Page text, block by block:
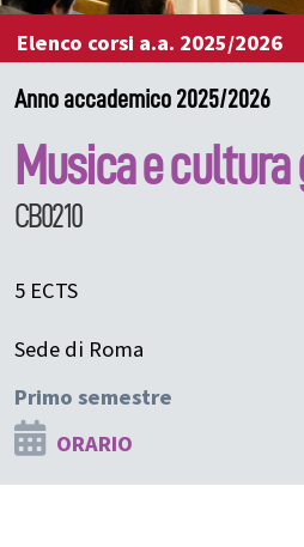
Elenco corsi a.a. 2025/2026
Anno accademico 2025/2026
Musica e cultura
CB0210
5 ECTS
Sede di Roma
Primo semestre
ORARIO